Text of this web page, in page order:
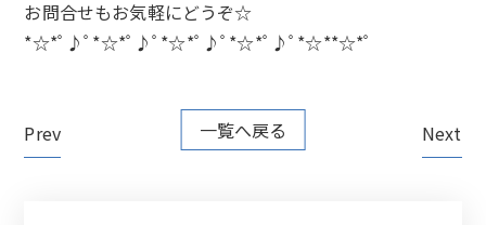
お問合せもお気軽にどうぞ☆
*☆*ﾟ♪ﾟ*☆*ﾟ♪ﾟ*☆*ﾟ♪ﾟ*☆*ﾟ♪ﾟ*☆**☆*ﾟ
Prev 一覧へ戻る Next